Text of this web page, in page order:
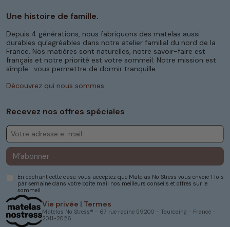
Vie privée | Termes
Matelas No Stress® - 67 rue racine 59200 - Tourcoing - France -
2011-2026
Une histoire de famille.
Depuis 4 générations, nous fabriquons des matelas aussi
durables qu’agréables dans notre atelier familial du nord de la
France. Nos matières sont naturelles, notre savoir-faire est
français et notre priorité est votre sommeil. Notre mission est
simple : vous permettre de dormir tranquille.
Découvrez qui nous sommes
Recevez nos offres spéciales
M’abonner
En cochant cette case, vous acceptez que Matelas No Stress vous envoie 1 fois
par semaine dans votre boîte mail nos meilleurs conseils et offres sur le
sommeil.